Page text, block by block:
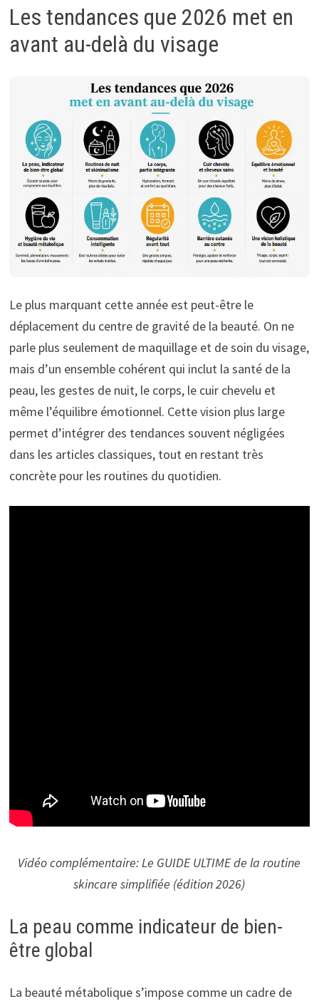
Les tendances que 2026 met en
avant au-delà du visage
Le plus marquant cette année est peut-être le
déplacement du centre de gravité de la beauté. On ne
parle plus seulement de maquillage et de soin du visage,
mais d’un ensemble cohérent qui inclut la santé de la
peau, les gestes de nuit, le corps, le cuir chevelu et
même l’équilibre émotionnel. Cette vision plus large
permet d’intégrer des tendances souvent négligées
dans les articles classiques, tout en restant très
concrète pour les routines du quotidien.
Vidéo complémentaire: Le GUIDE ULTIME de la routine
skincare simplifiée (édition 2026)
La peau comme indicateur de bien-
être global
La beauté métabolique s’impose comme un cadre de